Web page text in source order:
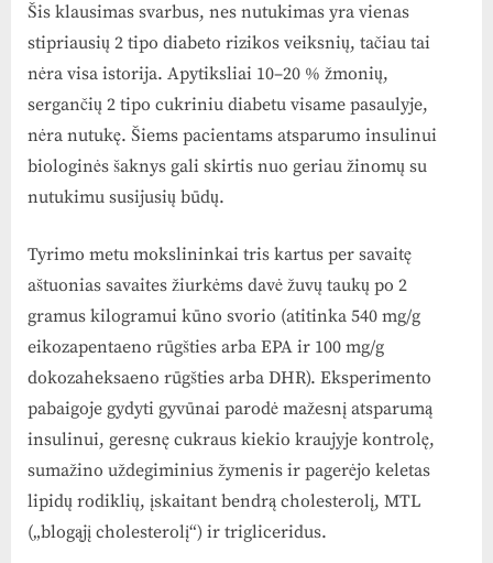
Šis klausimas svarbus, nes nutukimas yra vienas
stipriausių 2 tipo diabeto rizikos veiksnių, tačiau tai
nėra visa istorija. Apytiksliai 10–20 % žmonių,
sergančių 2 tipo cukriniu diabetu visame pasaulyje,
nėra nutukę. Šiems pacientams atsparumo insulinui
biologinės šaknys gali skirtis nuo geriau žinomų su
nutukimu susijusių būdų.
Tyrimo metu mokslininkai tris kartus per savaitę
aštuonias savaites žiurkėms davė žuvų taukų po 2
gramus kilogramui kūno svorio (atitinka 540 mg/g
eikozapentaeno rūgšties arba EPA ir 100 mg/g
dokozaheksaeno rūgšties arba DHR). Eksperimento
pabaigoje gydyti gyvūnai parodė mažesnį atsparumą
insulinui, geresnę cukraus kiekio kraujyje kontrolę,
sumažino uždegiminius žymenis ir pagerėjo keletas
lipidų rodiklių, įskaitant bendrą cholesterolį, MTL
(„blogąjį cholesterolį“) ir trigliceridus.